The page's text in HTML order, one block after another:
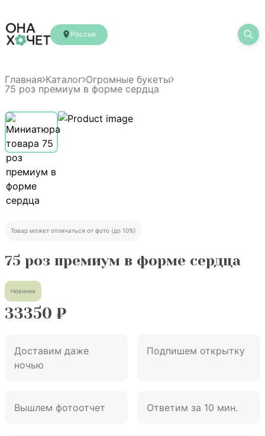
Россия
Главная Каталог Огромные букеты
75 роз премиум в форме сердца
Товар может отличаться от фото (до 10%)
75 роз премиум в форме сердца
Новинка
33350 ₽
Доставим даже
ночью
Подпишем открытку
Вышлем фотоотчет Ответим за 10 мин.